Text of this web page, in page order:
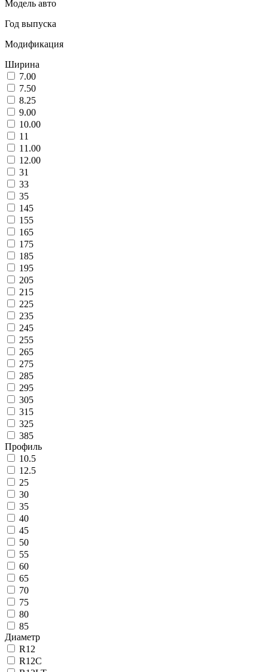
Модель авто
Год выпуска
Модификация
Ширина
7.00
7.50
8.25
9.00
10.00
11
11.00
12.00
31
33
35
145
155
165
175
185
195
205
215
225
235
245
255
265
275
285
295
305
315
325
385
Профиль
10.5
12.5
25
30
35
40
45
50
55
60
65
70
75
80
85
Диаметр
R12
R12C